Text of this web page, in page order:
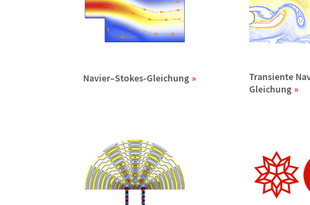
Navier–Stokes-Gleichung
Transiente
Gleichung